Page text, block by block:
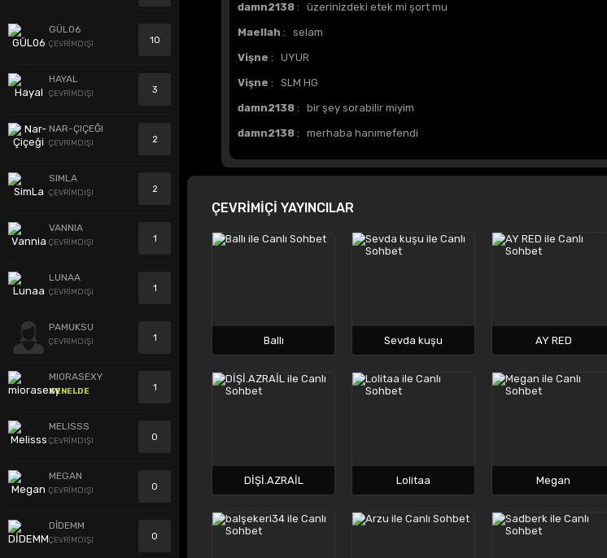
GÜL06
ÇEVRİMDIŞI 10
HAYAL
ÇEVRİMDIŞI 3
NAR-ÇIÇEĞI
ÇEVRİMDIŞI 2
SIMLA
ÇEVRİMDIŞI 2
VANNIA
ÇEVRİMDIŞI 1
LUNAA
ÇEVRİMDIŞI 1
PAMUKSU
ÇEVRİMDIŞI 1
MIORASEXY
GENELDE 1
MELISSS
ÇEVRİMDIŞI 0
MEGAN
ÇEVRİMDIŞI 0
DİDEMM
ÇEVRİMDIŞI 0
damn2138 : üzerinizdeki etek mi şort mu
Maellah : selam
Vişne : UYUR
Vişne : SLM HG
damn2138 : bir şey sorabilir miyim
damn2138 : merhaba hanımefendi
ÇEVRİMİÇİ YAYINCILAR
Ballı Sevda kuşu AY RED
DİŞİ.AZRAİL Lolitaa Megan